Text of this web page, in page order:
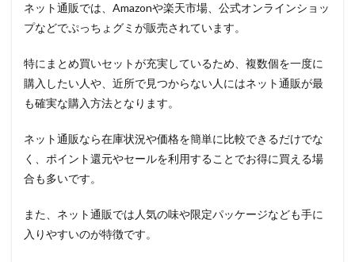
ネット通販では、Amazonや楽天市場、公式オンラインショッ
プなどでぷっちょグミが販売されています。
特にまとめ買いセットが充実しているため、複数個を一度に
購入したい人や、近所で見つからない人にはネット通販が最
も確実な購入方法となります。
ネット通販なら在庫状況や価格を簡単に比較できるだけでな
く、ポイント還元やセールを利用することでお得に買える場
合も多いです。
また、ネット通販では人気の味や限定パッケージなども手に
入りやすいのが特徴です。